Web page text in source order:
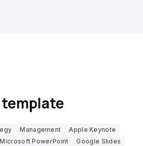
Management
Apple Keynote
Microsoft PowerPoint Google Slides